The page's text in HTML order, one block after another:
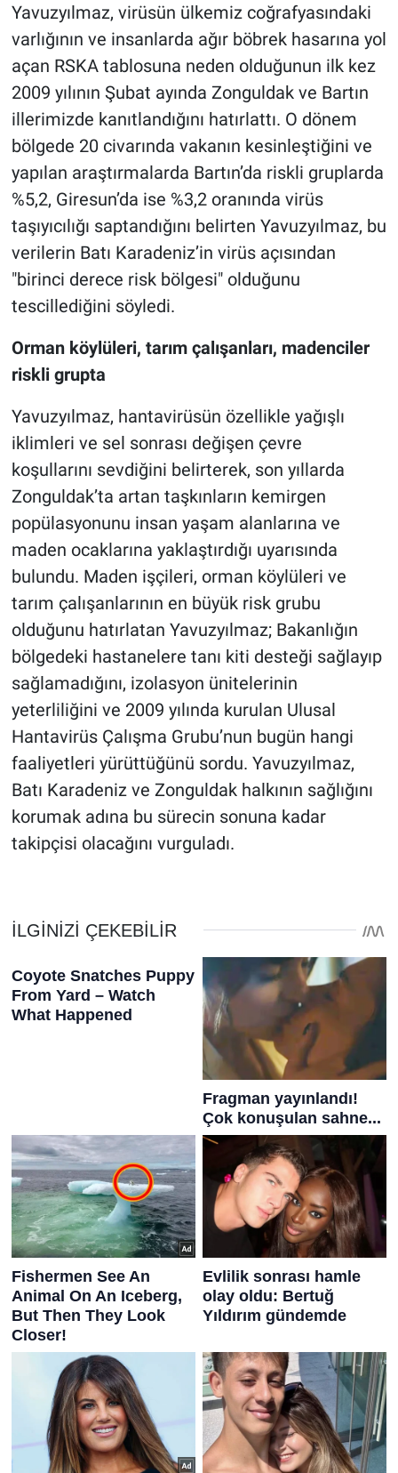
Yavuzyılmaz, virüsün ülkemiz coğrafyasındaki
varlığının ve insanlarda ağır böbrek hasarına yol
açan RSKA tablosuna neden olduğunun ilk kez
2009 yılının Şubat ayında Zonguldak ve Bartın
illerimizde kanıtlandığını hatırlattı. O dönem
bölgede 20 civarında vakanın kesinleştiğini ve
yapılan araştırmalarda Bartın’da riskli gruplarda
%5,2, Giresun’da ise %3,2 oranında virüs
taşıyıcılığı saptandığını belirten Yavuzyılmaz, bu
verilerin Batı Karadeniz’in virüs açısından
"birinci derece risk bölgesi" olduğunu
tescillediğini söyledi.
Orman köylüleri, tarım çalışanları, madenciler
riskli grupta
Yavuzyılmaz, hantavirüsün özellikle yağışlı
iklimleri ve sel sonrası değişen çevre
koşullarını sevdiğini belirterek, son yıllarda
Zonguldak’ta artan taşkınların kemirgen
popülasyonunu insan yaşam alanlarına ve
maden ocaklarına yaklaştırdığı uyarısında
bulundu. Maden işçileri, orman köylüleri ve
tarım çalışanlarının en büyük risk grubu
olduğunu hatırlatan Yavuzyılmaz; Bakanlığın
bölgedeki hastanelere tanı kiti desteği sağlayıp
sağlamadığını, izolasyon ünitelerinin
yeterliliğini ve 2009 yılında kurulan Ulusal
Hantavirüs Çalışma Grubu’nun bugün hangi
faaliyetleri yürüttüğünü sordu. Yavuzyılmaz,
Batı Karadeniz ve Zonguldak halkının sağlığını
korumak adına bu sürecin sonuna kadar
takipçisi olacağını vurguladı.